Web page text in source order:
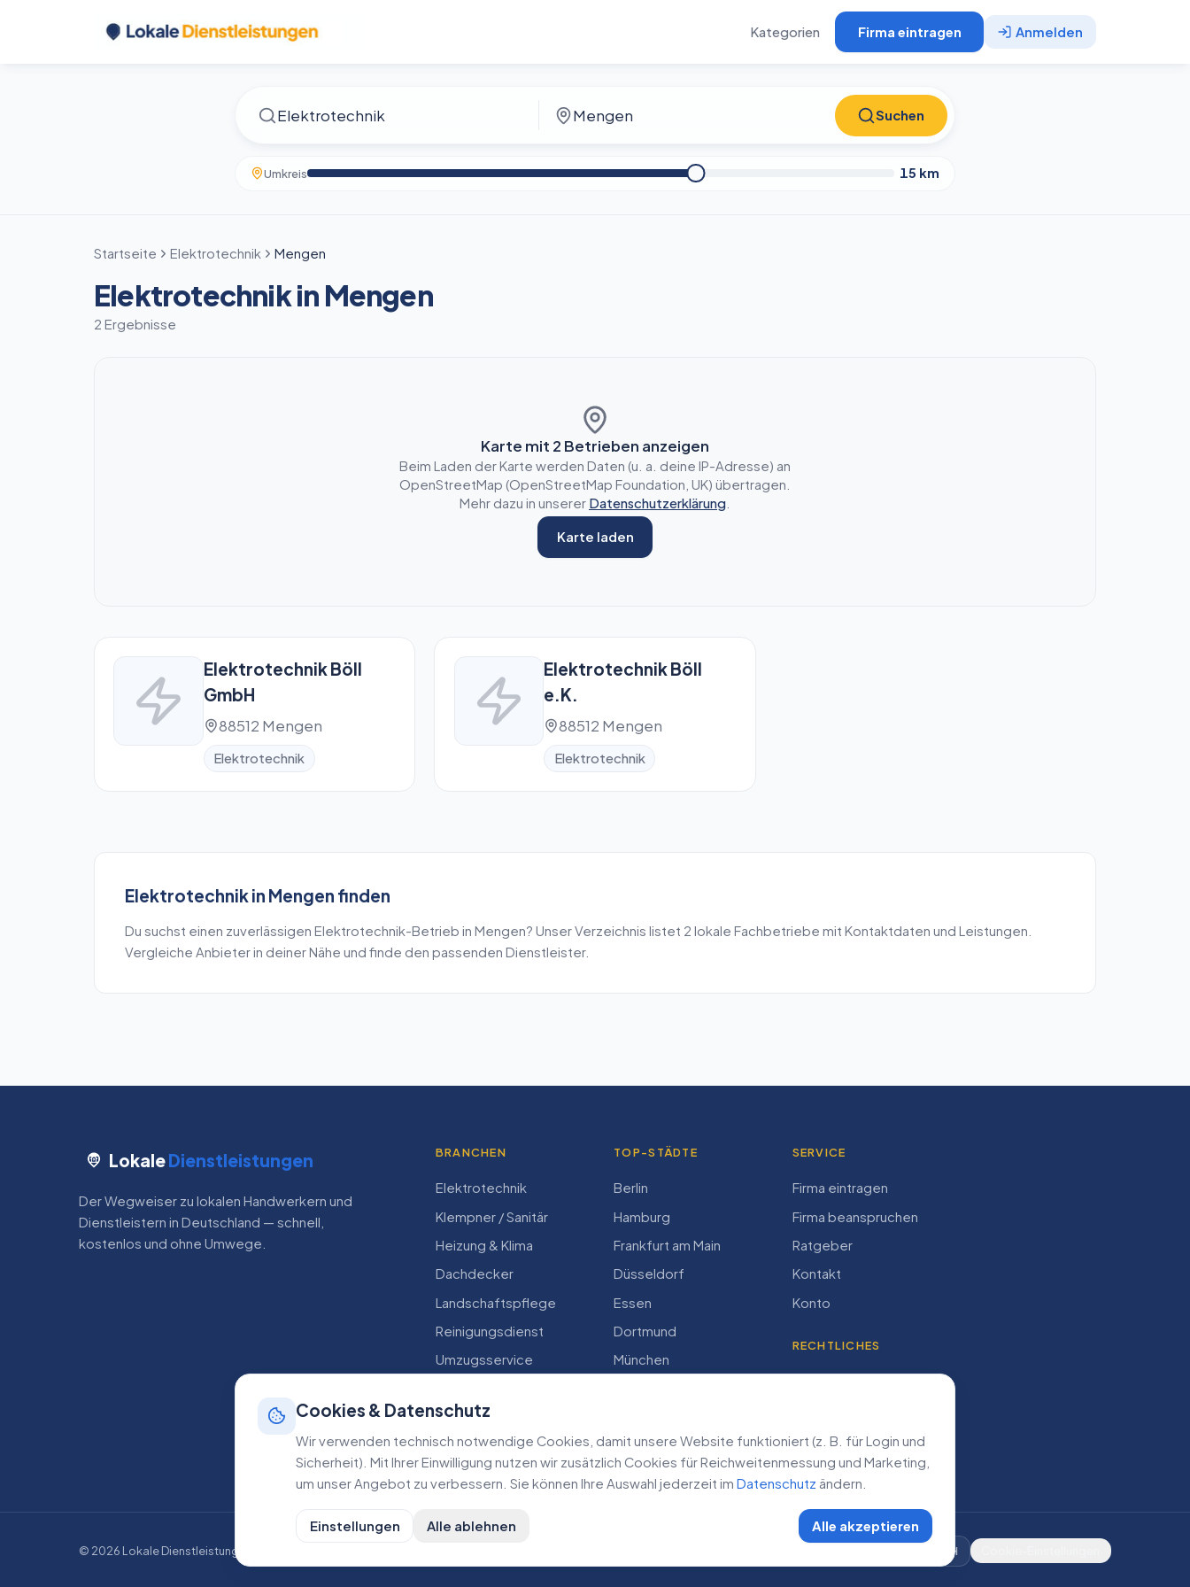
Kategorien Firma eintragen Anmelden
Suchen
Umkreis 15 km
Startseite Elektrotechnik Mengen
Elektrotechnik in Mengen
2 Ergebnisse
Karte mit 2 Betrieben anzeigen
Beim Laden der Karte werden Daten (u. a. deine IP-Adresse) an
OpenStreetMap (OpenStreetMap Foundation, UK) übertragen.
Mehr dazu in unserer Datenschutzerklärung
Karte laden
Elektrotechnik Böll
GmbH
88512 Mengen
Elektrotechnik
Elektrotechnik Böll
e.K.
88512 Mengen
Elektrotechnik
Elektrotechnikin Mengen finden
Du suchst einen zuverlässigen Elektrotechnik-Betrieb in Mengen? Unser Verzeichnis listet 2 lokale Fachbetriebe mit Kontaktdaten und Leistungen.
Vergleiche Anbieter in deiner Nähe und finde den passenden Dienstleister.
LokaleDienstleistungen
Der Wegweiser zu lokalen Handwerkern und
Dienstleistern in Deutschland — schnell,
kostenlos und ohne Umwege.
BRANCHEN
Elektrotechnik
Klempner / Sanitär
Heizung & Klima
Dachdecker
Landschaftspflege
Reinigungsdienst
Umzugsservice
TOP-STÄDTE
Berlin
Hamburg
Frankfurt am Main
Düsseldorf
Essen
Dortmund
München
SERVICE
Firma eintragen
Firma beanspruchen
Ratgeber
Kontakt
Konto
RECHTLICHES
AGB
© 2026 Lokale Dienstleistungen. Alle Rechte vorbehalten. CH
Cookies & Datenschutz
Wir verwenden technisch notwendige Cookies, damit unsere Website funktioniert (z. B. für Login und
Sicherheit). Mit Ihrer Einwilligung nutzen wir zusätzlich Cookies für Reichweiten­messung und Marketing,
um unser Angebot zu verbessern. Sie können Ihre Auswahl jederzeit im Datenschutz ändern.
Einstellungen Alle ablehnen Alle akzeptieren